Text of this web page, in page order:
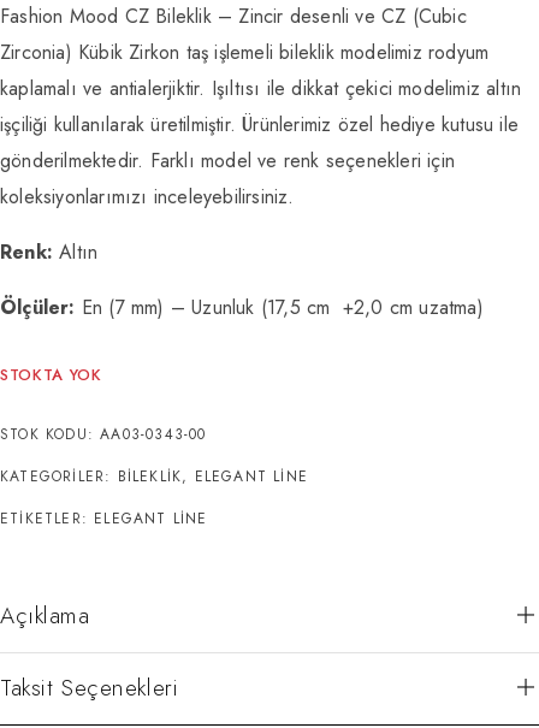
Fashion Mood CZ Bileklik – Zincir desenli ve CZ (Cubic
Zirconia) Kübik Zirkon taş işlemeli bileklik modelimiz rodyum
kaplamalı ve antialerjiktir. Işıltısı ile dikkat çekici modelimiz altın
işçiliği kullanılarak üretilmiştir. Ürünlerimiz özel hediye kutusu ile
gönderilmektedir. Farklı model ve renk seçenekleri için
koleksiyonlarımızı inceleyebilirsiniz.
Renk: Altın
Ölçüler: En (7 mm) – Uzunluk (17,5 cm +2,0 cm uzatma)
STOKTA YOK
STOK KODU:AA03-0343-00
KATEGORILER: BILEKLIK, ELEGANT LINE
ETIKETLER: ELEGANT LINE
Açıklama
Taksit Seçenekleri